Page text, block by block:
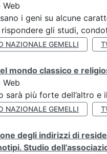
i geni su alcune
gli studi,
NAZIONALE GEMELLI
mondo classico e
sarà più forte dell’altro e
NAZIONALE GEMELLI
degli indirizzi di
Studio